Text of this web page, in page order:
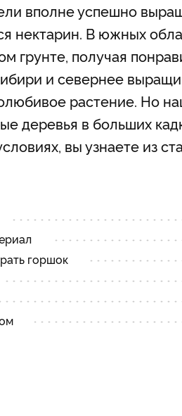
вполне успешно
нектарин. В южных
грунте, получая
и севернее
растение. Но
деревья в больших
вы узнаете из
горшок